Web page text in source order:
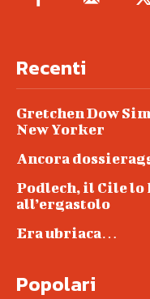
Recenti
Gretchen Dow
New Yorker
Ancora
Podlech, il Cile lo
all’ergastolo
Era ubriaca…
Popolari